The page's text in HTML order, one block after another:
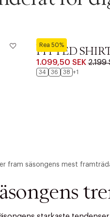
Rea 50%
REMAIN
FITTED
1.099,50 SEK 2.199
34 36 38 +1
fram säsongens mest